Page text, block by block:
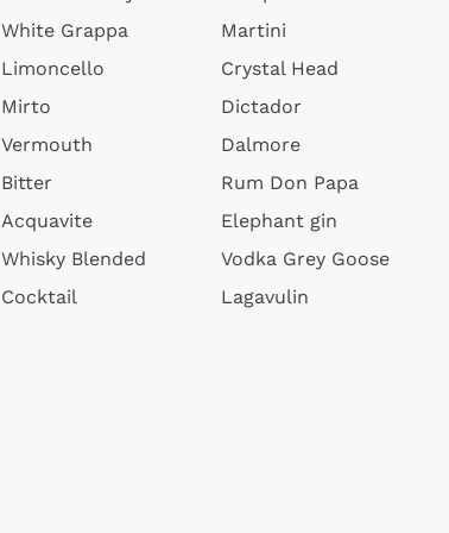
White Grappa
Limoncello
Mirto
Vermouth
Bitter
Acquavite
Whisky Blended
Cocktail
Martini
Crystal Head
Dictador
Dalmore
Rum Don Papa
Elephant gin
Vodka Grey Goose
Lagavulin